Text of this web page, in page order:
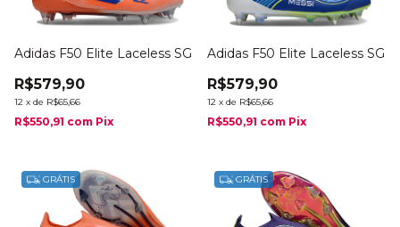
Adidas F50 Elite Laceless SG
R$579,90
12 x de R$65,66
R$550,91 com Pix
Adidas F50 Elite Laceless SG
R$579,90
12 x de R$65,66
R$550,91 com Pix
GRÁTIS GRÁTIS